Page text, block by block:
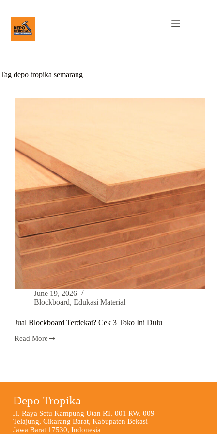
Tag depo tropika semarang
June 19, 2026
Blockboard, Edukasi Material
Jual Blockboard Terdekat? Cek 3 Toko Ini Dulu
Read More
Depo Tropika
Jl. Raya Setu Kampung Utan RT. 001 RW. 009
Telajung, Cikarang Barat, Kabupaten Bekasi
Jawa Barat 17530, Indonesia